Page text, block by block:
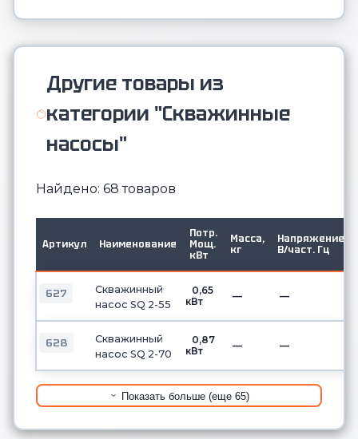
Другие товары из
категории "Скважинные
насосы"
Найдено: 68 товаров
Артикул Наименование
Потр.
Мощ.
кВт
Масса,
кг
Напряжение,
В/част. Гц
627
Скважинный
насос SQ 2-55
0,65
кВт
— —
628
Скважинный
насос SQ 2-70
0,87
кВт
— —
Показать больше (еще 65)